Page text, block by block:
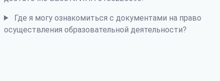
Где я могу ознакомиться с документами на право
осуществления образовательной деятельности?